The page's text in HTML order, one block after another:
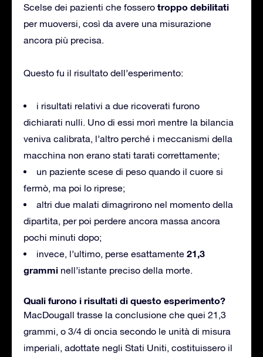
Scelse dei pazienti che fossero troppo debilitati
per muoversi, così da avere una misurazione
ancora più precisa.
Questo fu il risultato dell’esperimento:
i risultati relativi a due ricoverati furono
dichiarati nulli. Uno di essi morì mentre la bilancia
veniva calibrata, l’altro perché i meccanismi della
macchina non erano stati tarati correttamente;
un paziente scese di peso quando il cuore si
fermò, ma poi lo riprese;
altri due malati dimagrirono nel momento della
dipartita, per poi perdere ancora massa ancora
pochi minuti dopo;
invece, l’ultimo, perse esattamente 21,3
grammi nell’istante preciso della morte.
Quali furono i risultati di questo esperimento?
MacDougall trasse la conclusione che quei 21,3
grammi, o 3/4 di oncia secondo le unità di misura
imperiali, adottate negli Stati Uniti, costituissero il